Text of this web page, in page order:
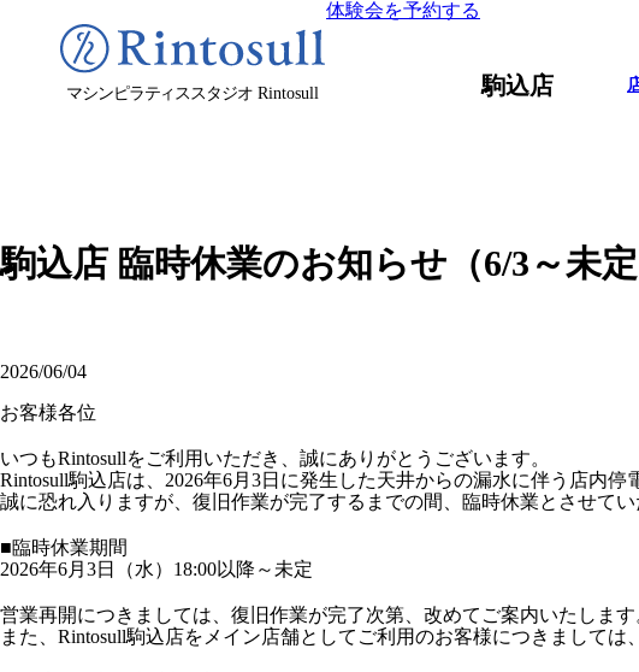
マシンピラティススタジオRintosull
体験会を予約する
駒込店
駒込店 臨時休業のお知らせ（6/3～未定
2026/06/04
お客様各位
いつもRintosullをご利用いただき、誠にありがとうございます。
Rintosull駒込店は、2026年6月3日に発生した天井からの漏水に伴う店内
誠に恐れ入りますが、復旧作業が完了するまでの間、臨時休業とさせてい
■臨時休業期間
2026年6月3日（水）18:00以降～未定
営業再開につきましては、復旧作業が完了次第、改めてご案内いたします
また、Rintosull駒込店をメイン店舗としてご利用のお客様につきまして